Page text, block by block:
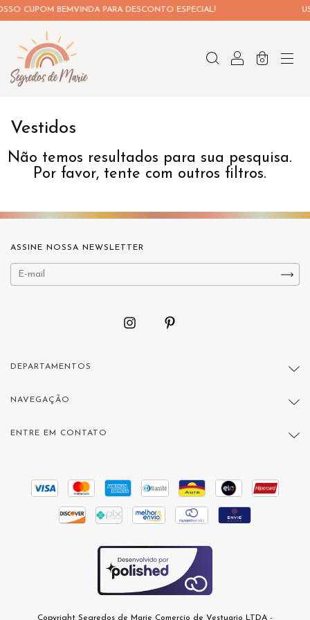
CUPOM BEMVINDA PARA DESCONTO ESPECIAL!
0
Vestidos
Não temos resultados para sua pesquisa.
Por favor, tente com outros filtros.
ASSINE NOSSA NEWSLETTER
DEPARTAMENTOS
NAVEGAÇÃO
ENTRE EM CONTATO
Copyright Segredos de Marie Comercio de Vestuario LTDA -